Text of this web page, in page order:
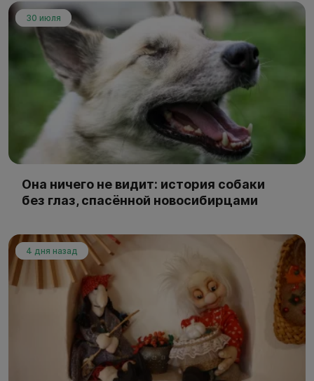
30 июля
Она ничего не видит: история собаки
без глаз, спасённой новосибирцами
4 дня назад